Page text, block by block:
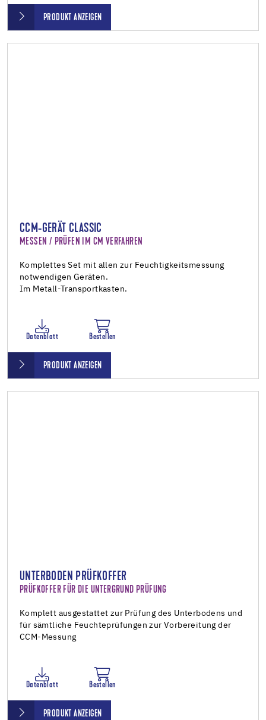
PRODUKT ANZEIGEN
CCM-GERÄT CLASSIC
MESSEN / PRÜFEN IM CM VERFAHREN
Komplettes Set mit allen zur Feuchtigkeitsmessung
notwendigen Geräten.
Im Metall-Transportkasten.
Datenblatt Bestellen
PRODUKT ANZEIGEN
UNTERBODEN PRÜFKOFFER
PRÜFKOFFER FÜR DIE UNTERGRUND PRÜFUNG
Komplett ausgestattet zur Prüfung des Unterbodens und
für sämtliche Feuchteprüfungen zur Vorbereitung der
CCM-Messung
Datenblatt Bestellen
PRODUKT ANZEIGEN